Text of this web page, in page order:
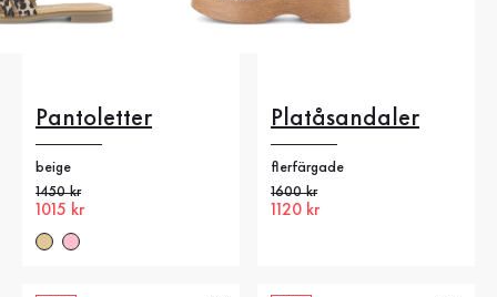
Pantoletter
beige
Gammalt pris
1450 kr
Nytt pris
1015 kr
Platåsandaler
flerfärgade
Gammalt pris
1600 kr
Nytt pris
1120 kr